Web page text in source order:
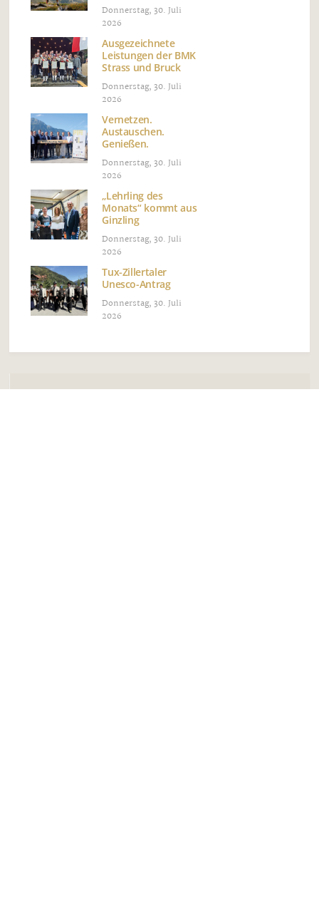
Donnerstag, 30. Juli
2026
Ausgezeichnete
Leistungen der BMK
Strass und Bruck
Donnerstag, 30. Juli
2026
Vernetzen.
Austauschen.
Genießen.
Donnerstag, 30. Juli
2026
„Lehrling des
Monats“ kommt aus
Ginzling
Donnerstag, 30. Juli
2026
Tux-Zillertaler
Unesco-Antrag
Donnerstag, 30. Juli
2026